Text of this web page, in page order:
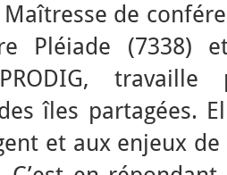
de
Pléiade (7338)
îles partagées.
et aux enjeux